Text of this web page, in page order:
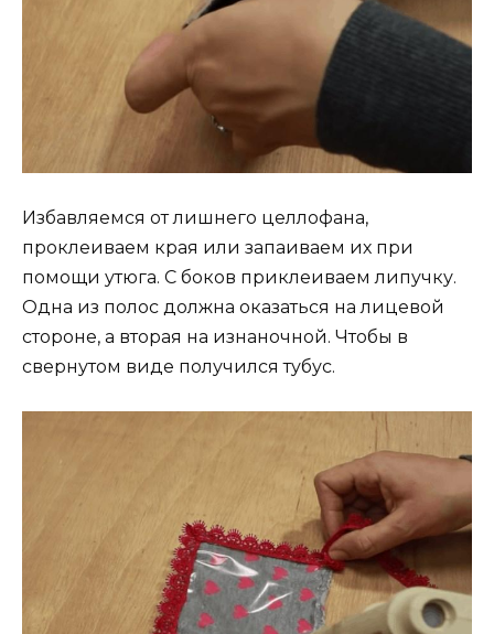
Избавляемся от лишнего целлофана,
проклеиваем края или запаиваем их при
помощи утюга. С боков приклеиваем липучку.
Одна из полос должна оказаться на лицевой
стороне, а вторая на изнаночной. Чтобы в
свернутом виде получился тубус.